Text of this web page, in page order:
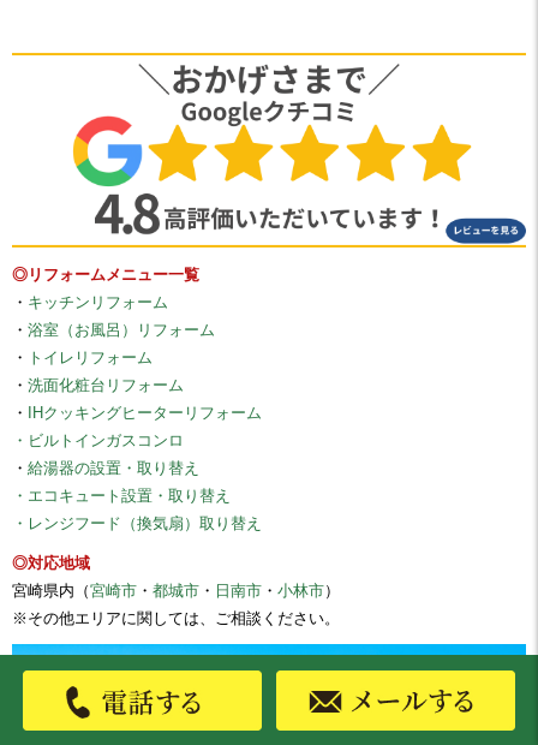
◎リフォームメニュー一覧
・ キッチンリフォーム
・ 浴室（お風呂）リフォーム
・ トイレリフォーム
・ 洗面化粧台リフォーム
・ IHクッキングヒーターリフォーム
・ビルトインガスコンロ
・ 給湯器の設置・取り替え
・エコキュート設置・取り替え
・レンジフード（換気扇）取り替え
◎対応地域
宮崎県内（宮崎市 ・ 都城市 ・ 日南市 ・ 小林市）
※その他エリアに関しては、ご相談ください。